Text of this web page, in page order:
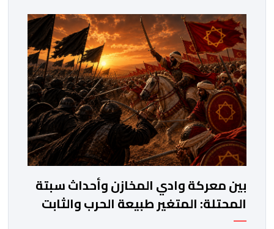
فمنذ أكثر من عقدين، وبقيادة صاحب الجلالة الملك محمد
السادس، شهدت المملكة تحولات عميقة على مختلف
المستويات.غير أن […]
بين معركة وادي المخازن وأحداث سبتة
المحتلة: المتغير طبيعة الحرب والثابت
جدار الصد الوطني